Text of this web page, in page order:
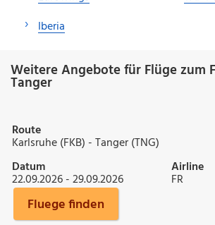
Iberia
Weitere Angebote für Flüge zum
Tanger
Route
Karlsruhe (FKB) - Tanger (TNG)
Datum
22.09.2026 - 29.09.2026
Airline
FR
Fluege finden